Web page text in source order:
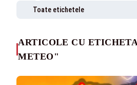
Toate etichetele
ARTICOLE CU
METEO"